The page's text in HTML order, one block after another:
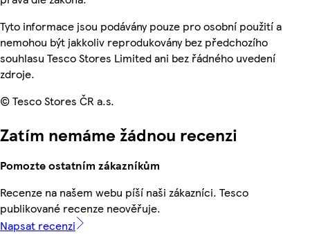
Tyto informace jsou podávány pouze pro osobní použití a
nemohou být jakkoliv reprodukovány bez předchozího
souhlasu Tesco Stores Limited ani bez řádného uvedení
zdroje.
© Tesco Stores ČR a.s.
Zatím nemáme žádnou recenzi
Pomozte ostatním zákazníkům
Recenze na našem webu píší naši zákazníci. Tesco
publikované recenze neověřuje.
Napsat recenzi